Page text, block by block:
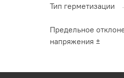
Тип герметизации
Предельное
напряжения ±